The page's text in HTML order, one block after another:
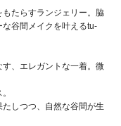
たらすランジェリー。脇
谷間メイクを叶えるtu-
、エレガントな一着。微
しつつ、自然な谷間が生